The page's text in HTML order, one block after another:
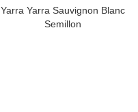
​Yarra Yarra Sauvignon Blanc
Semillon